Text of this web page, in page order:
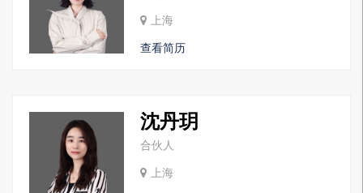
上海
查看简历
沈丹玥
合伙人
上海